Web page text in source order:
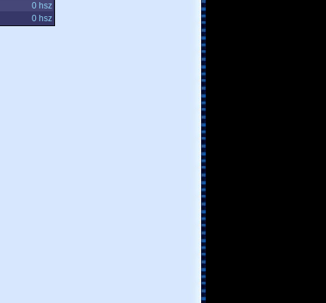
0 hsz
0 hsz